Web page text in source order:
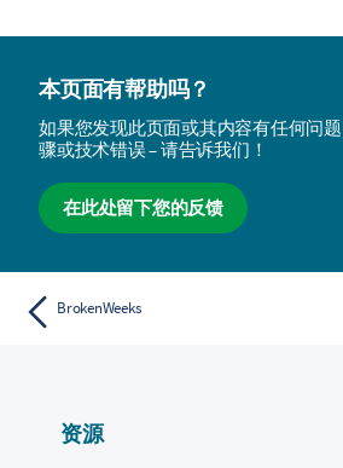
本页面有帮助吗？
如果您发现此页面或其内容有任何问
骤或技术错误 – 请告诉我们！
在此处留下您的反馈
BrokenWeeks
资源